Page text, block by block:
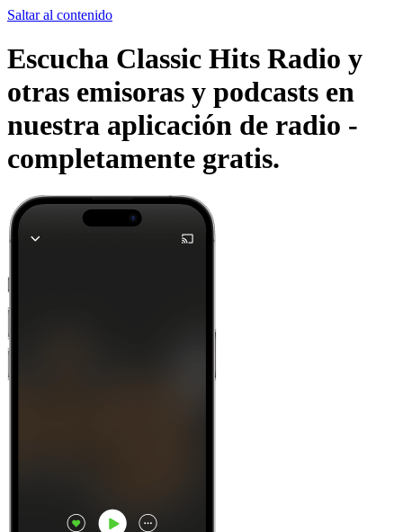
Saltar al contenido
Escucha Classic Hits Radio y
otras emisoras y podcasts en
nuestra aplicación de radio -
completamente gratis.